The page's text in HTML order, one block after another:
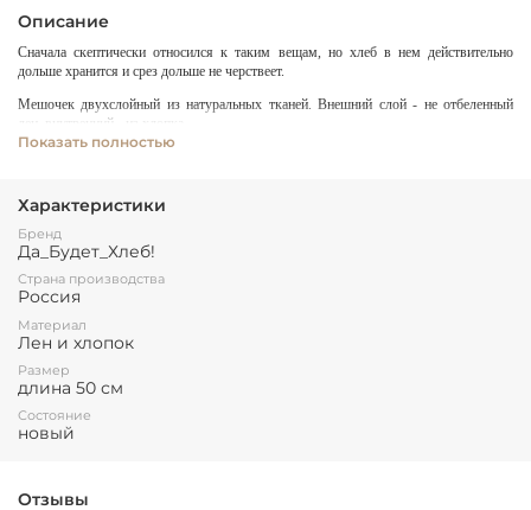
Описание
Сначала скептически относился к таким вещам, но хлеб в нем действительно
дольше хранится и срез дольше не черствеет.
Мешочек двухслойный из натуральных тканей. Внешний слой - не отбеленный
лен, внутренний - из хлопка.
Размер мешочка: длина 50 см и ширина 30 см.
Показать полностью
Характеристики
Бренд
Да_Будет_Хлеб!
Страна производства
Россия
Материал
Лен и хлопок
Размер
длина 50 см
Состояние
новый
Отзывы